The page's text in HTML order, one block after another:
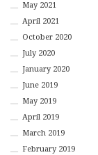
May 2021
April 2021
October 2020
July 2020
January 2020
June 2019
May 2019
April 2019
March 2019
February 2019